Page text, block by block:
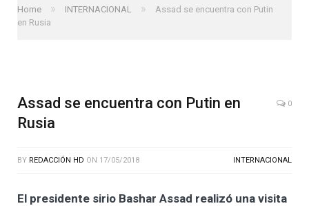
Home » INTERNACIONAL »
Assad se encuentra con Putin
en Rusia
Assad se encuentra con Putin en
Rusia
0
BY REDACCIÓN HD ON 17/05/2018 INTERNACIONAL
El presidente sirio Bashar Assad realizó una visita